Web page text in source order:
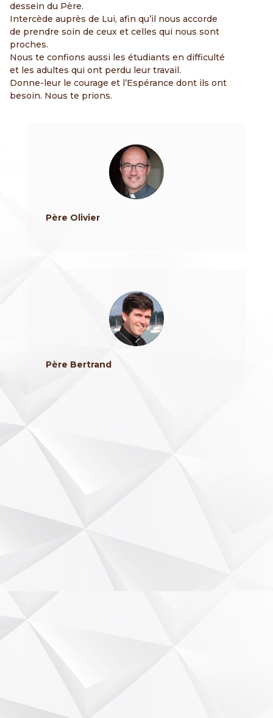
dessein du Père.
Intercède auprès de Lui, afin qu’il nous accorde
de prendre soin de ceux et celles qui nous sont
proches.
Nous te confions aussi les étudiants en difficulté
et les adultes qui ont perdu leur travail.
Donne-leur le courage et l’Espérance dont ils ont
besoin. Nous te prions.
Père Olivier
Père Bertrand